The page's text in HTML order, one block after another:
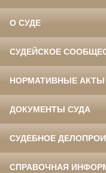
О СУДЕ
СУДЕЙСКОЕ
НОРМАТИВНЫЕ АКТЫ
ДОКУМЕНТЫ СУДА
СУДЕБНОЕ
СПРАВОЧНАЯ